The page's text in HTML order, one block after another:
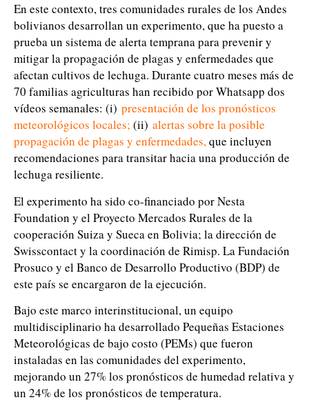
En este contexto, tres comunidades rurales de los Andes
bolivianos desarrollan un experimento, que ha puesto a
prueba un sistema de alerta temprana para prevenir y
mitigar la propagación de plagas y enfermedades que
afectan cultivos de lechuga. Durante cuatro meses más de
70 familias agriculturas han recibido por Whatsapp dos
vídeos semanales: (i) presentación de los pronósticos
meteorológicos locales; (ii) alertas sobre la posible
propagación de plagas y enfermedades,que incluyen
recomendaciones para transitar hacia una producción de
lechuga resiliente.
El experimento ha sido co-financiado por Nesta
Foundation y el Proyecto Mercados Rurales de la
cooperación Suiza y Sueca en Bolivia; la dirección de
Swisscontact y la coordinación de Rimisp. La Fundación
Prosuco y el Banco de Desarrollo Productivo (BDP) de
este país se encargaron de la ejecución.
Bajo este marco interinstitucional, un equipo
multidisciplinario ha desarrollado Pequeñas Estaciones
Meteorológicas de bajo costo (PEMs) que fueron
instaladas en las comunidades del experimento,
mejorando un 27% los pronósticos de humedad relativa y
un 24% de los pronósticos de temperatura.